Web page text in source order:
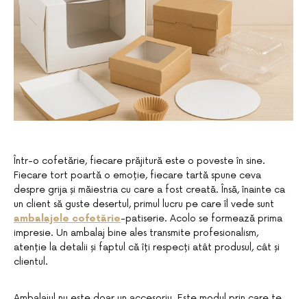
Într-o cofetărie, fiecare prăjitură este o poveste în sine.
Fiecare tort poartă o emoție, fiecare tartă spune ceva
despre grija și măiestria cu care a fost creată. Însă, înainte ca
un client să guste desertul, primul lucru pe care îl vede sunt
ambalajele cofetărie-patiserie. Acolo se formează prima
impresie. Un ambalaj bine ales transmite profesionalism,
atenție la detalii și faptul că îți respecți atât produsul, cât și
clientul.